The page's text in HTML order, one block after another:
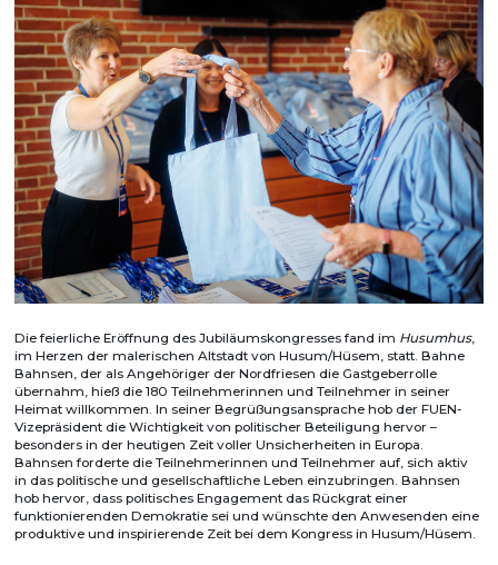
Die feierliche Eröffnung des Jubiläumskongresses fand im Husumhus,
im Herzen der malerischen Altstadt von Husum/Hüsem, statt. Bahne
Bahnsen, der als Angehöriger der Nordfriesen die Gastgeberrolle
übernahm, hieß die 180 Teilnehmerinnen und Teilnehmer in seiner
Heimat willkommen. In seiner Begrüßungsansprache hob der FUEN-
Vizepräsident die Wichtigkeit von politischer Beteiligung hervor –
besonders in der heutigen Zeit voller Unsicherheiten in Europa.
Bahnsen forderte die Teilnehmerinnen und Teilnehmer auf, sich aktiv
in das politische und gesellschaftliche Leben einzubringen. Bahnsen
hob hervor, dass politisches Engagement das Rückgrat einer
funktionierenden Demokratie sei und wünschte den Anwesenden eine
produktive und inspirierende Zeit bei dem Kongress in Husum/Hüsem.